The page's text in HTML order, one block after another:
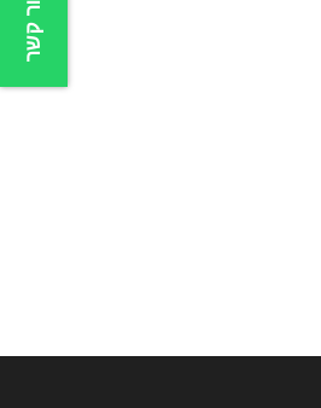
צור קשר